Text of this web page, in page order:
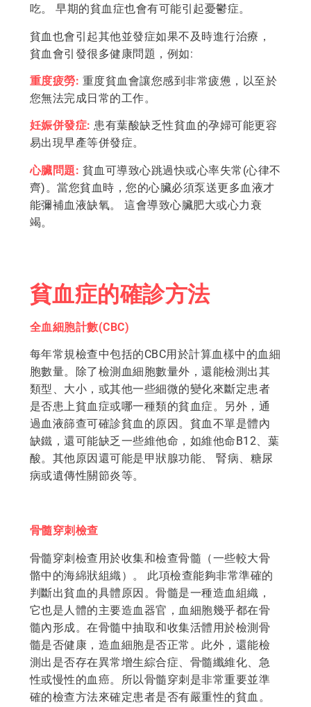
吃。 早期的貧血症也會有可能引起憂鬱症。
貧血也會引起其他並發症如果不及時進行治療，
貧血會引發很多健康問題，例如:
重度疲勞: 重度貧血會讓您感到非常疲憊，以至於
您無法完成日常的工作。
妊娠併發症: 患有葉酸缺乏性貧血的孕婦可能更容
易出現早產等併發症。
心臟問題: 貧血可導致心跳過快或心率失常(心律不
齊)。當您貧血時，您的心臟必須泵送更多血液才
能彌補血液缺氧。 這會導致心臟肥大或心力衰
竭。
貧血症的確診方法
全血細胞計數(CBC)
每年常規檢查中包括的CBC用於計算血樣中的血細
胞數量。除了檢測血細胞數量外，還能檢測出其
類型、大小，或其他一些細微的變化來斷定患者
是否患上貧血症或哪一種類的貧血症。另外，通
過血液篩查可確診貧血的原因。貧血不單是體內
缺鐵，還可能缺乏一些維他命，如維他命B12、葉
酸。其他原因還可能是甲狀腺功能、 腎病、糖尿
病或遺傳性關節炎等。
骨髓穿刺檢查
骨髓穿刺檢查用於收集和檢查骨髓（一些較大骨
骼中的海綿狀組織）。 此項檢查能夠非常準確的
判斷出貧血的具體原因。骨髓是一種造血組織，
它也是人體的主要造血器官，血細胞幾乎都在骨
髓內形成。在骨髓中抽取和收集活體用於檢測骨
髓是否健康，造血細胞是否正常。此外，還能檢
測出是否存在異常增生綜合症、骨髓纖維化、急
性或慢性的血癌。所以骨髓穿刺是非常重要並準
確的檢查方法來確定患者是否有嚴重性的貧血。